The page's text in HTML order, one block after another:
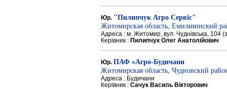
Юр. "Пилипчук Агро Сервіс"
Житомирская область, Емильчинский
Адреса : м. Житомир, вул. Чуднівська, 104
Керівник : Пилипчук Олег Анатолійович
Юр. ПАФ «Агро-Будичани
Житомирская область, Чудновский
Адреса : Будичани
Керівник : Сачук Василь Вікторович